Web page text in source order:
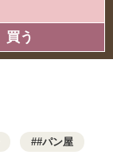
買う
#パン屋